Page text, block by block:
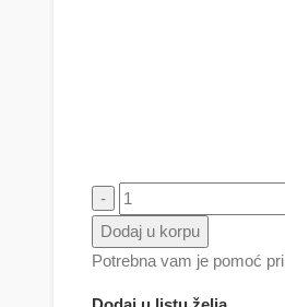
Prele - Nikada poražen
Dodaj u korpu
Potrebna vam je pomoć